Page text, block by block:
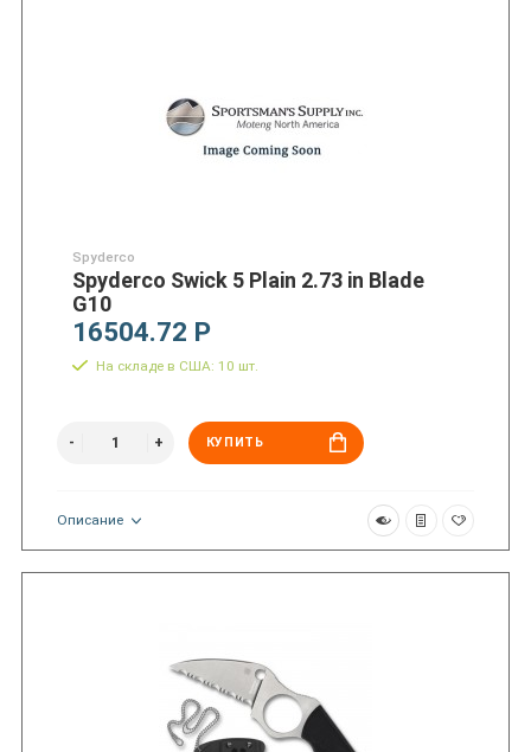
Spyderco
Spyderco Swick 5 Plain 2.73 in Blade
G10
16504.72 Р
На складе в США: 10 шт.
КУПИТЬ
Описание